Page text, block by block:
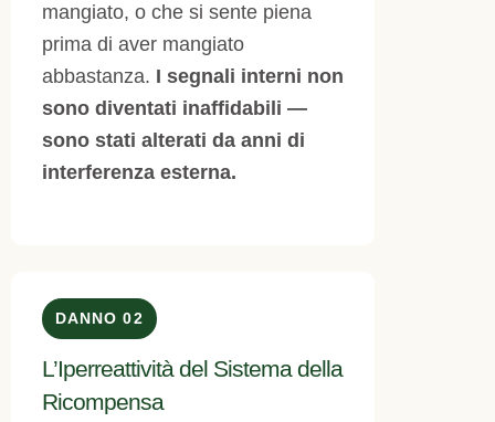
mangiato, o che si sente piena
prima di aver mangiato
abbastanza. I segnali interni non
sono diventati inaffidabili —
sono stati alterati da anni di
interferenza esterna.
DANNO 02
L’Iperreattività del Sistema della
Ricompensa